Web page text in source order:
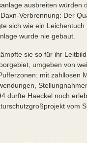
ausbreiten würden
Verbrennung: Der
sich wie ein
wurde nie gebaut.
sie so für ihr
umgeben von
mit zahllosen
durfte Haeckel noch
vom